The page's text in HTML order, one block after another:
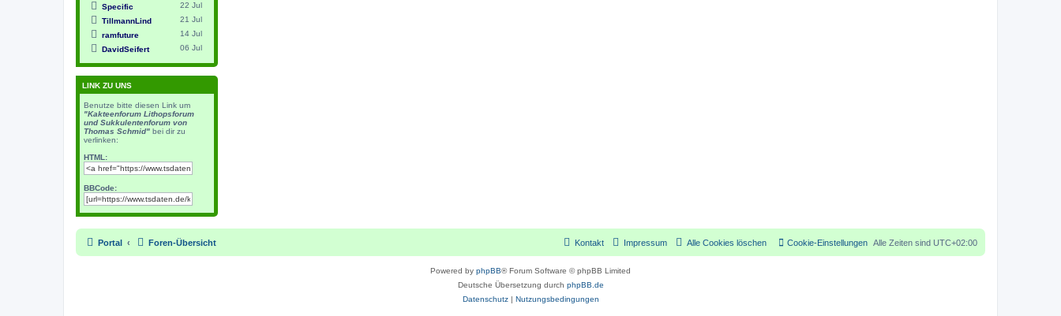
Specific
22 Jul
TillmannLind
21 Jul
ramfuture
14 Jul
DavidSeifert
06 Jul
LINK ZU UNS
Benutze bitte diesen Link um
"Kakteenforum Lithopsforum
und Sukkulentenforum von
Thomas Schmid" bei dir zu
verlinken:
HTML:
BBCode:
Portal Foren-Übersicht Alle Zeiten sind UTC+02:00
Cookie-Einstellungen
Alle Cookies löschen
Impressum
Kontakt
Powered by phpBB® Forum Software © phpBB Limited
Deutsche Übersetzung durch phpBB.de
Datenschutz| Nutzungsbedingungen